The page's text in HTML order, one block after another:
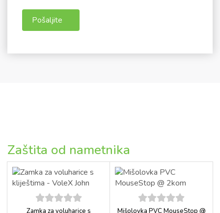
Zaštita od nametnika
5out of
Zamka za voluharice s 5out of
Mišolovka PVC MouseStop @